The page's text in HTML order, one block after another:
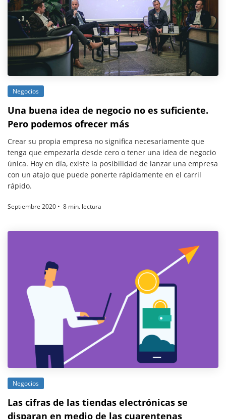
Negocios
Una buena idea de negocio no es suficiente.
Pero podemos ofrecer más
Crear su propia empresa no significa necesariamente que
tenga que empezarla desde cero o tener una idea de negocio
única. Hoy en día, existe la posibilidad de lanzar una empresa
con un atajo que puede ponerte rápidamente en el carril
rápido.
Septiembre 2020 • 8 min. lectura
Negocios
Las cifras de las tiendas electrónicas se
disparan en medio de las cuarentenas